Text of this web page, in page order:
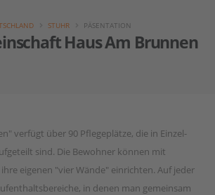
Haus Am Brunnen
STUHR PÄSENTATION
verfügt über 90 Pflegeplätze, die in Einzel-
sind. Die Bewohner können mit
eigenen "vier Wände" einrichten. Auf jeder
in denen man gemeinsam